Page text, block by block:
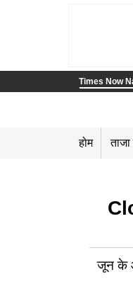
Times Now
होम
जून के